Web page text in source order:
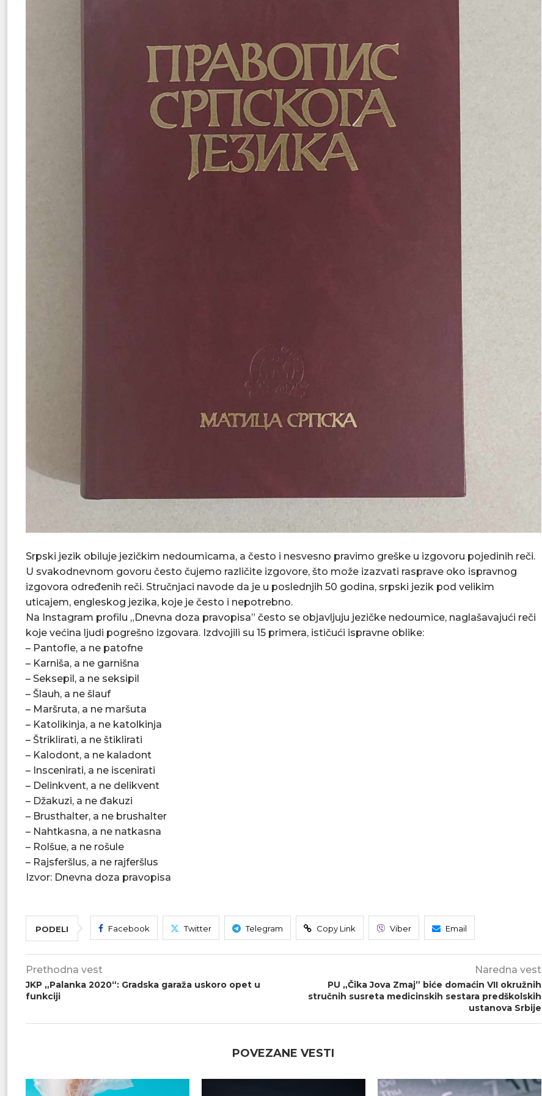
Srpski jezik obiluje jezičkim nedoumicama, a često i nesvesno pravimo greške u izgovoru pojedinih reči.
U svakodnevnom govoru često čujemo različite izgovore, što može izazvati rasprave oko ispravnog
izgovora određenih reči. Stručnjaci navode da je u poslednjih 50 godina, srpski jezik pod velikim
uticajem, engleskog jezika, koje je često i nepotrebno.
Na Instagram profilu „Dnevna doza pravopisa” često se objavljuju jezičke nedoumice, naglašavajući reči
koje većina ljudi pogrešno izgovara. Izdvojili su 15 primera, ističući ispravne oblike:
– Pantofle, a ne patofne
– Karniša, a ne garnišna
– Seksepil, a ne seksipil
– Šlauh, a ne šlauf
– Maršruta, a ne maršuta
– Katolikinja, a ne katolkinja
– Štriklirati, a ne štiklirati
– Kalodont, a ne kaladont
– Inscenirati, a ne iscenirati
– Delinkvent, a ne delikvent
– Džakuzi, a ne đakuzi
– Brusthalter, a ne brushalter
– Nahtkasna, a ne natkasna
– Rolšue, a ne rošule
– Rajsferšlus, a ne rajferšlus
Izvor: Dnevna doza pravopisa
PODELI Facebook Twitter Telegram Copy Link Viber Email
Prethodna vest
JKP „Palanka 2020“: Gradska garaža uskoro opet u
funkciji
Naredna vest
PU „Čika Jova Zmaj” biće domaćin VII okružnih
stručnih susreta medicinskih sestara predškolskih
ustanova Srbije
POVEZANE VESTI